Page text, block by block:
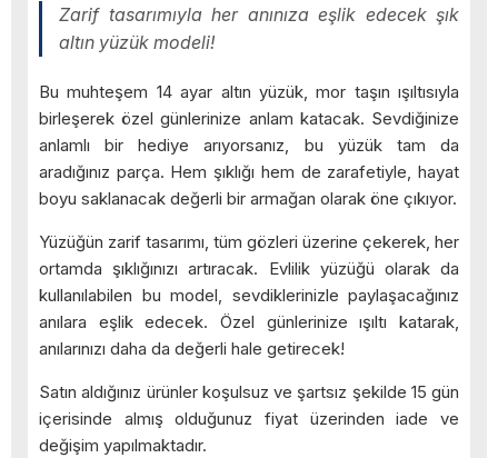
Zarif tasarımıyla her anınıza eşlik edecek şık
altın yüzük modeli!
Bu muhteşem 14 ayar altın yüzük, mor taşın ışıltısıyla
birleşerek özel günlerinize anlam katacak. Sevdiğinize
anlamlı bir hediye arıyorsanız, bu yüzük tam da
aradığınız parça. Hem şıklığı hem de zarafetiyle, hayat
boyu saklanacak değerli bir armağan olarak öne çıkıyor.
Yüzüğün zarif tasarımı, tüm gözleri üzerine çekerek, her
ortamda şıklığınızı artıracak. Evlilik yüzüğü olarak da
kullanılabilen bu model, sevdiklerinizle paylaşacağınız
anılara eşlik edecek. Özel günlerinize ışıltı katarak,
anılarınızı daha da değerli hale getirecek!
Satın aldığınız ürünler koşulsuz ve şartsız şekilde 15 gün
içerisinde almış olduğunuz fiyat üzerinden iade ve
değişim yapılmaktadır.